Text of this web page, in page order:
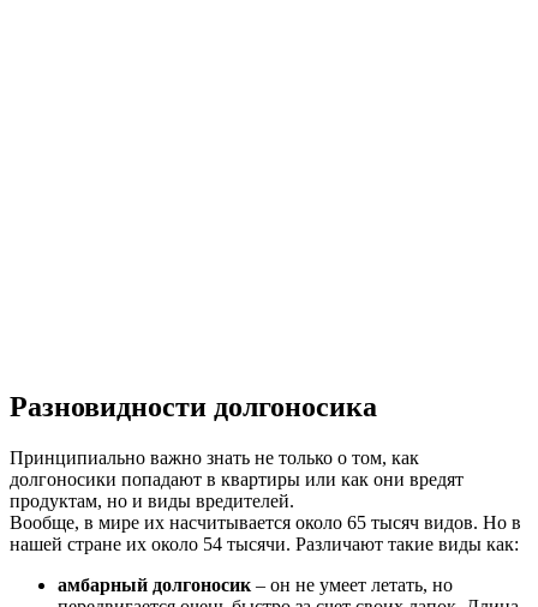
Разновидности долгоносика
Принципиально важно знать не только о том, как
долгоносики попадают в квартиры или как они вредят
продуктам, но и виды вредителей.
Вообще, в мире их насчитывается около 65 тысяч видов. Но в
нашей стране их около 54 тысячи. Различают такие виды как:
амбарный долгоносик – он не умеет летать, но